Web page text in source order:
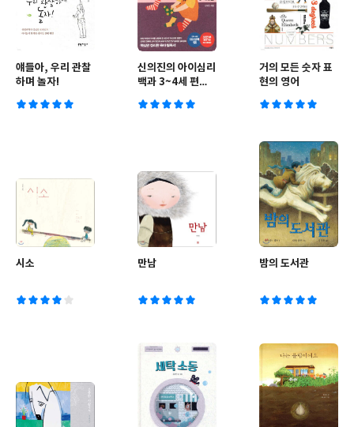
얘들아, 우리 관찰
하며 놀자!
신의진의 아이심리
백과 3~4세 편
신 증보판)
거의 모든 숫자 표
현의 영어
시소 만남 밤의 도서관